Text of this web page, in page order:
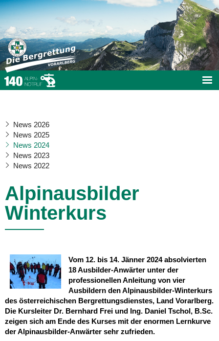
News 2026
News 2025
News 2024
News 2023
News 2022
Alpinausbilder
Winterkurs
Vom 12. bis 14. Jänner 2024 absolvierten
18 Ausbilder-Anwärter unter der
professionellen Anleitung von vier
Ausbildern den Alpinausbilder-Winterkurs
des österreichischen Bergrettungsdienstes, Land Vorarlberg.
Die Kursleiter Dr. Bernhard Frei und Ing. Daniel Tschol, B.Sc.
zeigen sich am Ende des Kurses mit der enormen Lernkurve
der Alpinausbilder-Anwärter sehr zufrieden.